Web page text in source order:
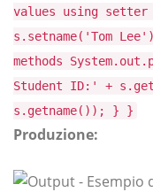
values using setter
s.setname('Tom
methods
Student ID:' +
s.getname()); } }
Produzione: